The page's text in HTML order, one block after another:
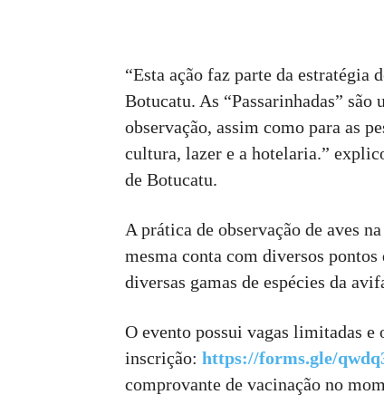
“Esta ação faz parte da estratégia
Botucatu. As “Passarinhadas”
observação, assim como para as
cultura, lazer e a hotelaria.”
de Botucatu.
A prática de observação de aves
mesma conta com diversos
diversas gamas de espécies da
O evento possui vagas limitadas e
inscrição: https://forms.gle/
comprovante de vacinação no